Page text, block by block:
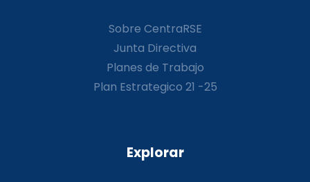
Sobre CentraRSE
Junta Directiva
Planes de Trabajo
Plan Estrategico 21 -25
Explorar